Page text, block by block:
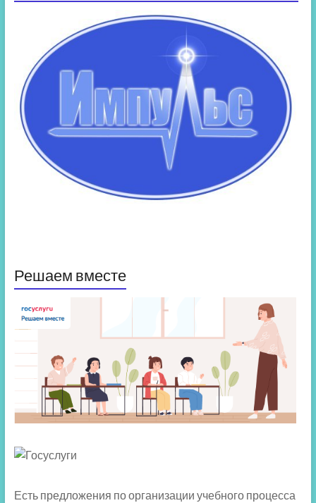
Решаем вместе
Есть предложения по организации учебного процесса